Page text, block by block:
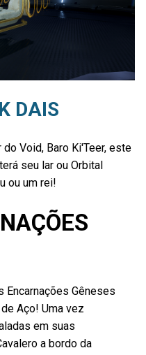
DAIS
Void, Baro Ki'Teer, este
seu lar ou Orbital
ou um rei!
Encarnações Gêneses
Aço! Uma vez
em suas
a bordo da